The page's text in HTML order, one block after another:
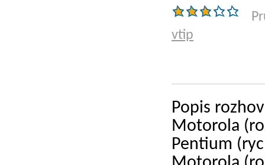
vtip
Popis
Motorola
Pentium